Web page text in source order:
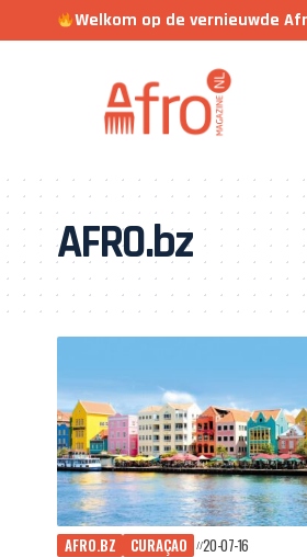
Welkom op de vernieuwde
AFRO.bz
AFRO.BZ CURAÇAO 20-07-16